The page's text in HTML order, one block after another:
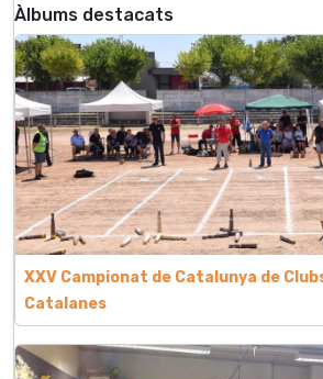
Àlbums destacats
XXV Campionat de Catalunya de
Catalanes